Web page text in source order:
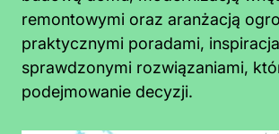
remontowymi oraz aranżacją
praktycznymi poradami,
sprawdzonymi rozwiązaniami,
podejmowanie decyzji.